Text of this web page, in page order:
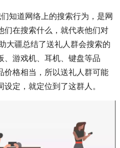
知道网络上的搜索行为，是网
们在搜索什么，就代表他们对
大疆总结了送礼人群会搜索的
、游戏机、耳机、键盘等品
价格相当，所以送礼人群可能
定，就定位到了这群人。